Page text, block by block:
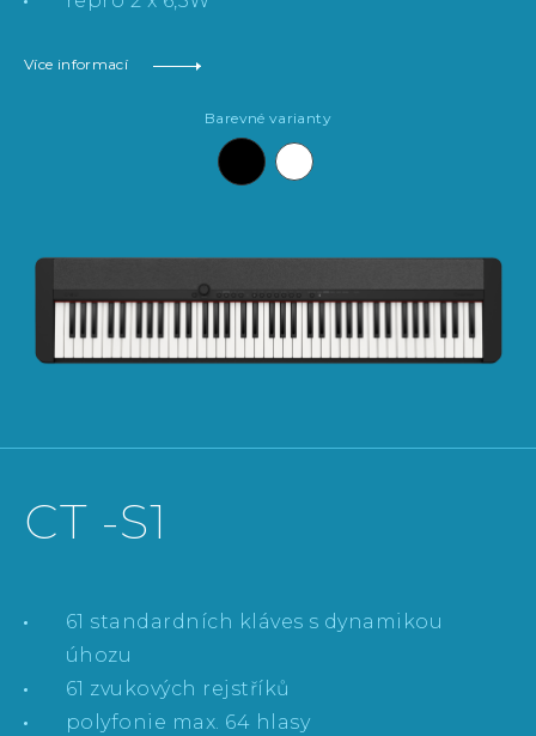
Více informací
Barevné varianty
CT -S1
61 standardních kláves s dynamikou
úhozu
61 zvukových rejstříků
polyfonie max. 64 hlasy